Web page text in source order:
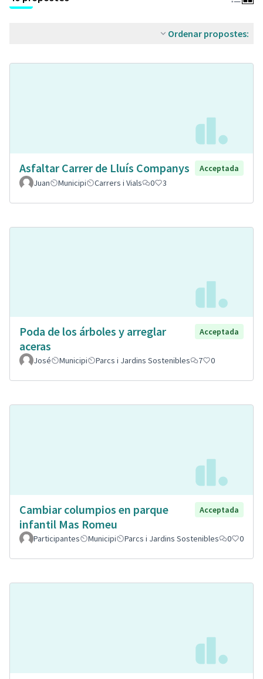
Ordenar propostes:
Asfaltar Carrer de Lluís Companys
Acceptada
Juan
Municipi Carrers i Vials 0 3
Poda de los árboles y arreglar
aceras
Acceptada
José Municipi Parcs i Jardins Sostenibles 7 0
Cambiar columpios en parque
infantil Mas Romeu
Acceptada
Participantes Municipi Parcs i Jardins Sostenibles 0 0